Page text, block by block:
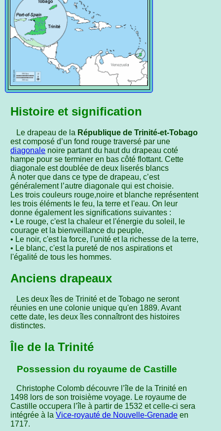
Histoire et signification
Le drapeau de la République de Trinité-et-Tobago
est composé d’un fond rouge traversé par une
diagonale noire partant du haut du drapeau coté
hampe pour se terminer en bas côté flottant. Cette
diagonale est doublée de deux liserés blancs
À noter que dans ce type de drapeau, c’est
généralement l’autre diagonale qui est choisie.
Les trois couleurs rouge,noire et blanche représentent
les trois éléments le feu, la terre et l'eau. On leur
donne également les significations suivantes :
• Le rouge, c'est la chaleur et l'énergie du soleil, le
courage et la bienveillance du peuple,
• Le noir, c'est la force, l'unité et la richesse de la terre,
• Le blanc, c'est la pureté de nos aspirations et
l'égalité de tous les hommes.
Anciens drapeaux
Les deux îles de Trinité et de Tobago ne seront
réunies en une colonie unique qu'en 1889. Avant
cette date, les deux îles connaîtront des histoires
distinctes.
Île de la Trinité
Possession du royaume de Castille
Christophe Colomb découvre l’île de la Trinité en
1498 lors de son troisième voyage. Le royaume de
Castille occupera l’île à partir de 1532 et celle-ci sera
intégrée à laVice-royauté de Nouvelle-Grenade en
1717.